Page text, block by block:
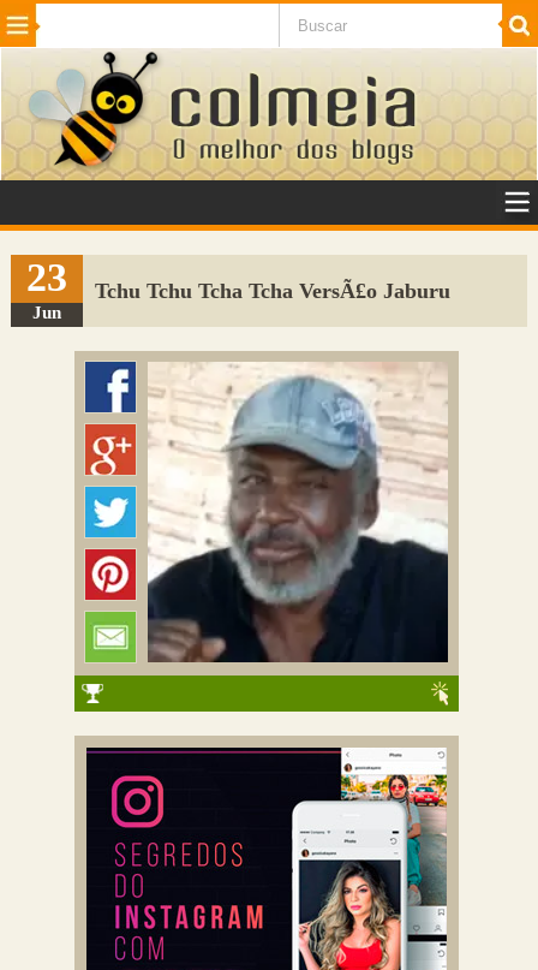
Beleza Cinema e TV
Internet Jogos NotÃ­cias SaÃºde
VeÃ­culos Adulto
Sugerir Link
Adicionar Blog
Colmeia Exchange
Perguntas Frequentes
23
Jun
Tchu Tchu Tcha Tcha VersÃ£o Jaburu